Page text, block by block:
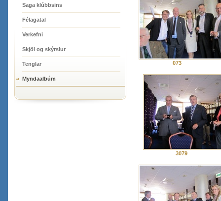
073
3079
Saga klúbbsins
Félagatal
Verkefni
Skjöl og skýrslur
Tenglar
Myndaalbúm